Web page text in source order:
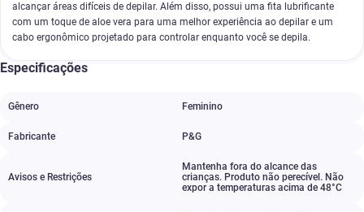
alcançar áreas difíceis de depilar. Além disso, possui uma fita lubrificante
com um toque de aloe vera para uma melhor experiência ao depilar e um
cabo ergonômico projetado para controlar enquanto você se depila.
Especificações
Gênero Feminino
Fabricante P&G
Avisos e Restrições
Mantenha fora do alcance das
crianças. Produto não perecível. Não
expor a temperaturas acima de 48°C